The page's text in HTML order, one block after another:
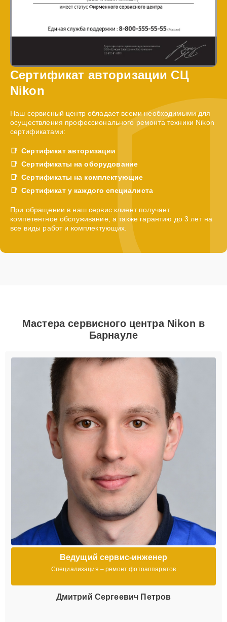
Сертификат авторизации СЦ
Nikon
Наш сервисный центр обладает всеми необходимыми для
осуществления профессионального ремонта техники Nikon
сертификатами:
Сертификат авторизации
Сертификаты на оборудование
Сертификаты на комплектующие
Сертификат у каждого специалиста
При обращении в наш сервис клиент получает
компетентное обслуживание, а также гарантию до 3 лет на
все виды работ и комплектующих.
Мастера сервисного центра Nikon в
Барнауле
Ведущий сервис-инженер
Специализация – ремонт фотоаппаратов
Дмитрий Сергеевич Петров